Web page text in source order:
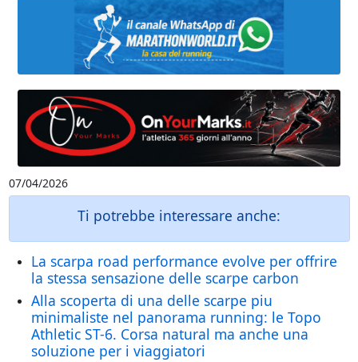
07/04/2026
Ti potrebbe interessare anche:
La scarpa road performance evolve per offrire
la stessa sensazione delle scarpe carbon
Alla scoperta di una delle scarpe piu
minimaliste nel panorama running: le Topo
Athletic ST-6. Corsa natural ma anche una
soluzione per i viaggiatori